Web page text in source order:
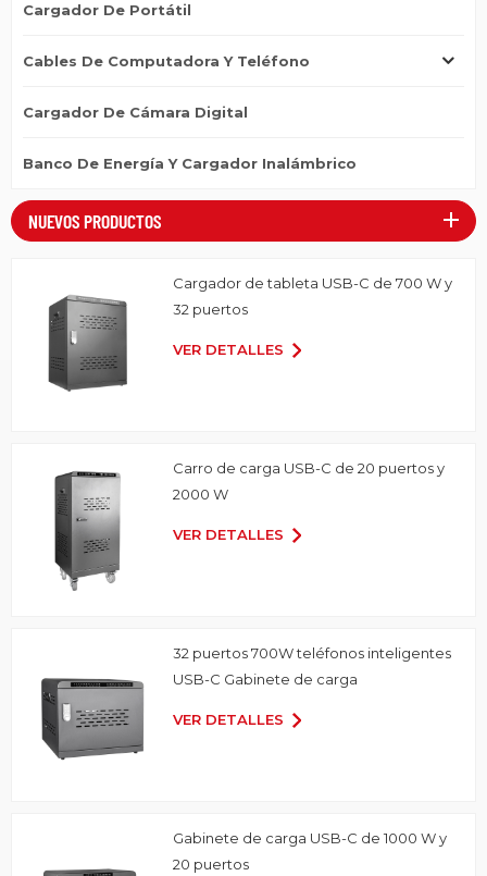
Cargador De Portátil
Cables De Computadora Y Teléfono
Cargador De Cámara Digital
Banco De Energía Y Cargador Inalámbrico
NUEVOS PRODUCTOS
Cargador de tableta USB-C de 700 W y
32 puertos
VER DETALLES
Carro de carga USB-C de 20 puertos y
2000 W
VER DETALLES
32 puertos 700W teléfonos inteligentes
USB-C Gabinete de carga
VER DETALLES
Gabinete de carga USB-C de 1000 W y
20 puertos